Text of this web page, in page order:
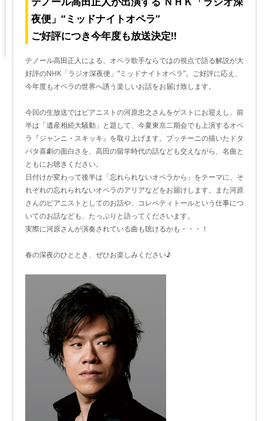
夜便」“ミッドナイトオペラ”
ご好評につき今年度も放送決定!!
テノール高田正人による、オペラ歌手ならではの視点で語る解説が大
好評のNHK「ラジオ深夜便」“ミッドナイトオペラ”。ご好評に応え、
今年度もオペラの世界へ誘う楽しいお話をお届け致します。
今回の生放送ではピアニストの河原忠之さんをゲストにお迎えし、前
半は「遺産相続大騒動」と題して、今夏東京二期会でも上演するオペ
ラ『ジャンニ・スキッキ』を取り上げます。プッチーニの描いたドタ
バタ喜劇の面白さを、高田の留学時代の話なども交えながら、名曲と
ともにお聴きください。
日付けが変わって後半は「忘れられないオペラから」をテーマに、そ
れぞれの忘れられないオペラのアリアなどをお届けします。また河原
さんのピアニストとしてのお話や、コレペティトールという仕事につ
いてのお話なども、たっぷりと語ってくださいます。
実際に河原さんが演奏されている曲も聴けるかも・・・！
春の深夜のひととき、ぜひお楽しみください♪